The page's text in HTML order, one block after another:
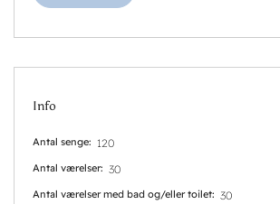
Info
Antal senge 120
Antal værelser 30
Antal værelser med bad og/eller toilet 30